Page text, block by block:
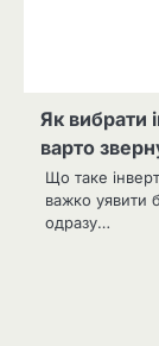
Як вибрати
варто
Що таке
важко уявити
одразу…